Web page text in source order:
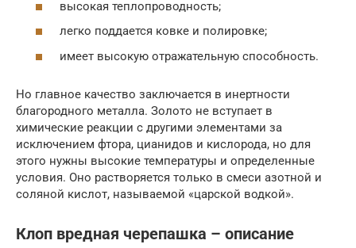
высокая теплопроводность;
легко поддается ковке и полировке;
имеет высокую отражательную способность.
Но главное качество заключается в инертности
благородного металла. Золото не вступает в
химические реакции с другими элементами за
исключением фтора, цианидов и кислорода, но для
этого нужны высокие температуры и определенные
условия. Оно растворяется только в смеси азотной и
соляной кислот, называемой «царской водкой».
Клоп вредная черепашка – описание